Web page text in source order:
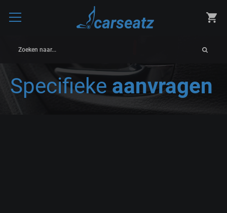
Zoeken naar...
Specifieke aanvragen